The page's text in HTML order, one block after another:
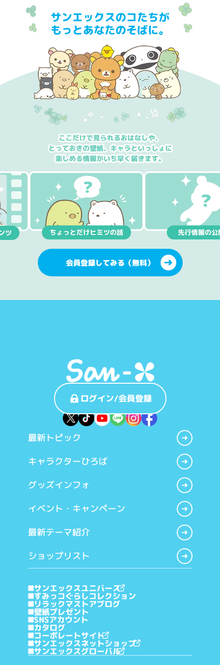
サンエックスのコたちが
もっとあなたのそばに。
会員登録してみる（無料）
ログイン/会員登録
最新トピック
キャラクターひろば
グッズインフォ
イベント・キャンペーン
最新テーマ紹介
ショップリスト
サンエックスユニバース
すみっコぐらしコレクション
リラックマストアブログ
壁紙プレゼント
SNSアカウント
カタログ
コーポレートサイト
サンエックスネットショップ
サンエックスグローバル